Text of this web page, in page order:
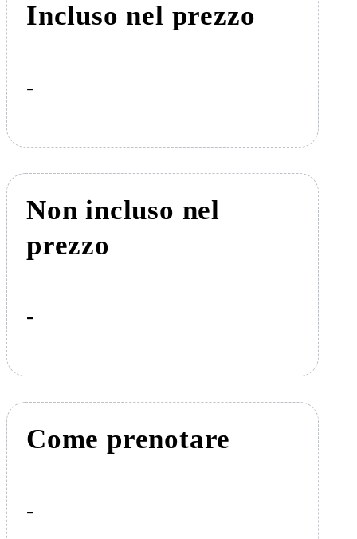
Incluso nel prezzo
-
Non incluso nel
prezzo
-
Come prenotare
-